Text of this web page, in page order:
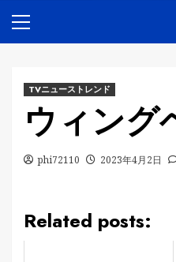
Menu
TVニューストレンド
ウィング
phi72110 2023年4月2日
Related posts: